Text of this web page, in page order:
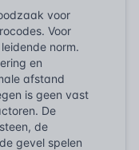
voor
Voor
norm.
en
afstand
is geen vast
De
de
gevel spelen